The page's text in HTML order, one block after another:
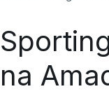
na